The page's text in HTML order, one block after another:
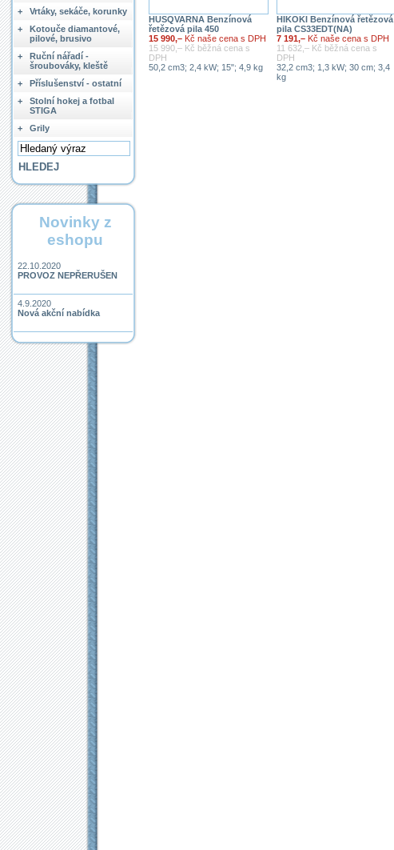
HUSQVARNA Benzínová
řetězová pila 450
15 990,– Kč naše cena s DPH
15 990,– Kč běžná cena s
DPH
50,2 cm3; 2,4 kW; 15"; 4,9 kg
HIKOKI Benzínová řetězová
pila CS33EDT(NA)
7 191,– Kč naše cena s DPH
11 632,– Kč běžná cena s
DPH
32,2 cm3; 1,3 kW; 30 cm; 3,4
kg
+
Vrtáky, sekáče, korunky
+
Kotouče diamantové,
pilové, brusivo
+
Ruční nářadí -
šroubováky, kleště
+
Příslušenství - ostatní
+
Stolní hokej a fotbal
STIGA
+
Grily
Novinky z
eshopu
22.10.2020
PROVOZ NEPŘERUŠEN
4.9.2020
Nová akční nabídka